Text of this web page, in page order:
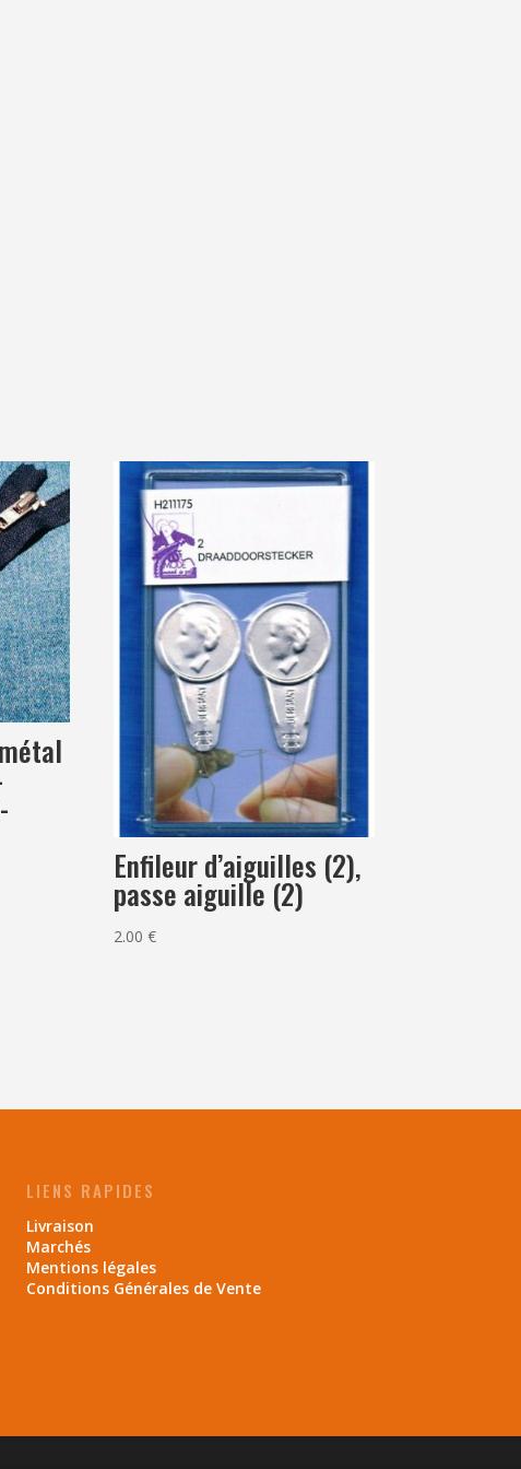
Enfileur d’aiguilles (2),
passe aiguille (2)
2.00€
LIENS RAPIDES
Livraison
Marchés
Mentions légales
Conditions Générales de Vente